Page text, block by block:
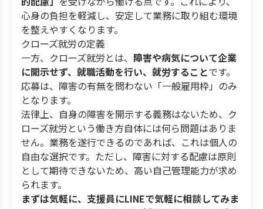
心身の負担を軽減し、安定して業務に取り組む環境
を整えやすくなります。
クローズ就労の定義
一方、クローズ就労とは、 障害や病気について企業
に開示せず、就職活動を行い、就労することです。
応募は、障害の有無を問わない「一般雇用枠」のみ
となります。
法律上、自身の障害を開示する義務はないため、ク
ローズ就労という働き方自体には何ら問題はありま
せん。業務を遂行できるのであれば、これは個人の
自由な選択です。ただし、障害に対する配慮は原則
として期待できないため、高い自己管理能力が求め
られます。
まずは気軽に、支援員にLINEで気軽に相談してみま